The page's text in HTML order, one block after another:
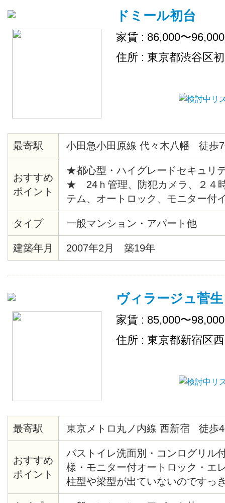
ドミール初台
家賃 : 86,000〜
住所 : 東京都渋谷区
最寄駅 小田急小田原線 代々木八幡 徒歩
おすすめ
ポイント
★都心型・ハイグレードセキュリ
★ 24ｈ管理、防犯カメラ、２４
テム、オートロック、モニター付
給湯、バストイレ別、暖房便座、
ションフロア、各居室照明、ピク
時間換気システム、クローゼット
ス、エレベーター、宅配ロッカー
出し可、敷地内ごみ置き場、ネッ
タイプ 一般マンション・アパート他
建築年月 2007年2月 築19年
ヴィラージュ菅生
家賃 : 85,000〜
住所 : 東京都新宿区
最寄駅 東京メトロ丸ノ内線 西新宿 徒歩
おすすめ
ポイント
バストイレ洗面別・コンログリル
様・モニター付オートロック・エ
柱型や梁型が出ていないのですっ
間・熊谷組施土の注文集合住宅・